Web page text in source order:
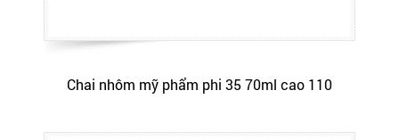
Chai nhôm mỹ phẩm phi 35 70ml cao 110